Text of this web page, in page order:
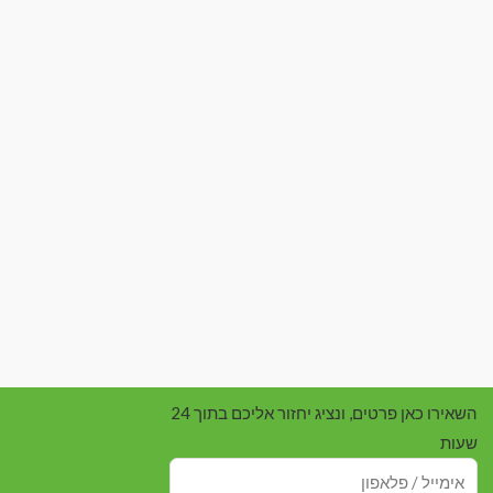
השאירו כאן פרטים, ונציג יחזור אליכם בתוך 24
שעות